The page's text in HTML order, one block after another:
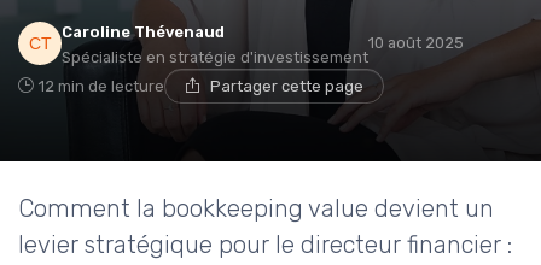
Caroline Thévenaud
Spécialiste en stratégie d'investissement
10 août 2025
12 min de lecture Partager cette page
Comment la bookkeeping value devient un
levier stratégique pour le directeur financier :